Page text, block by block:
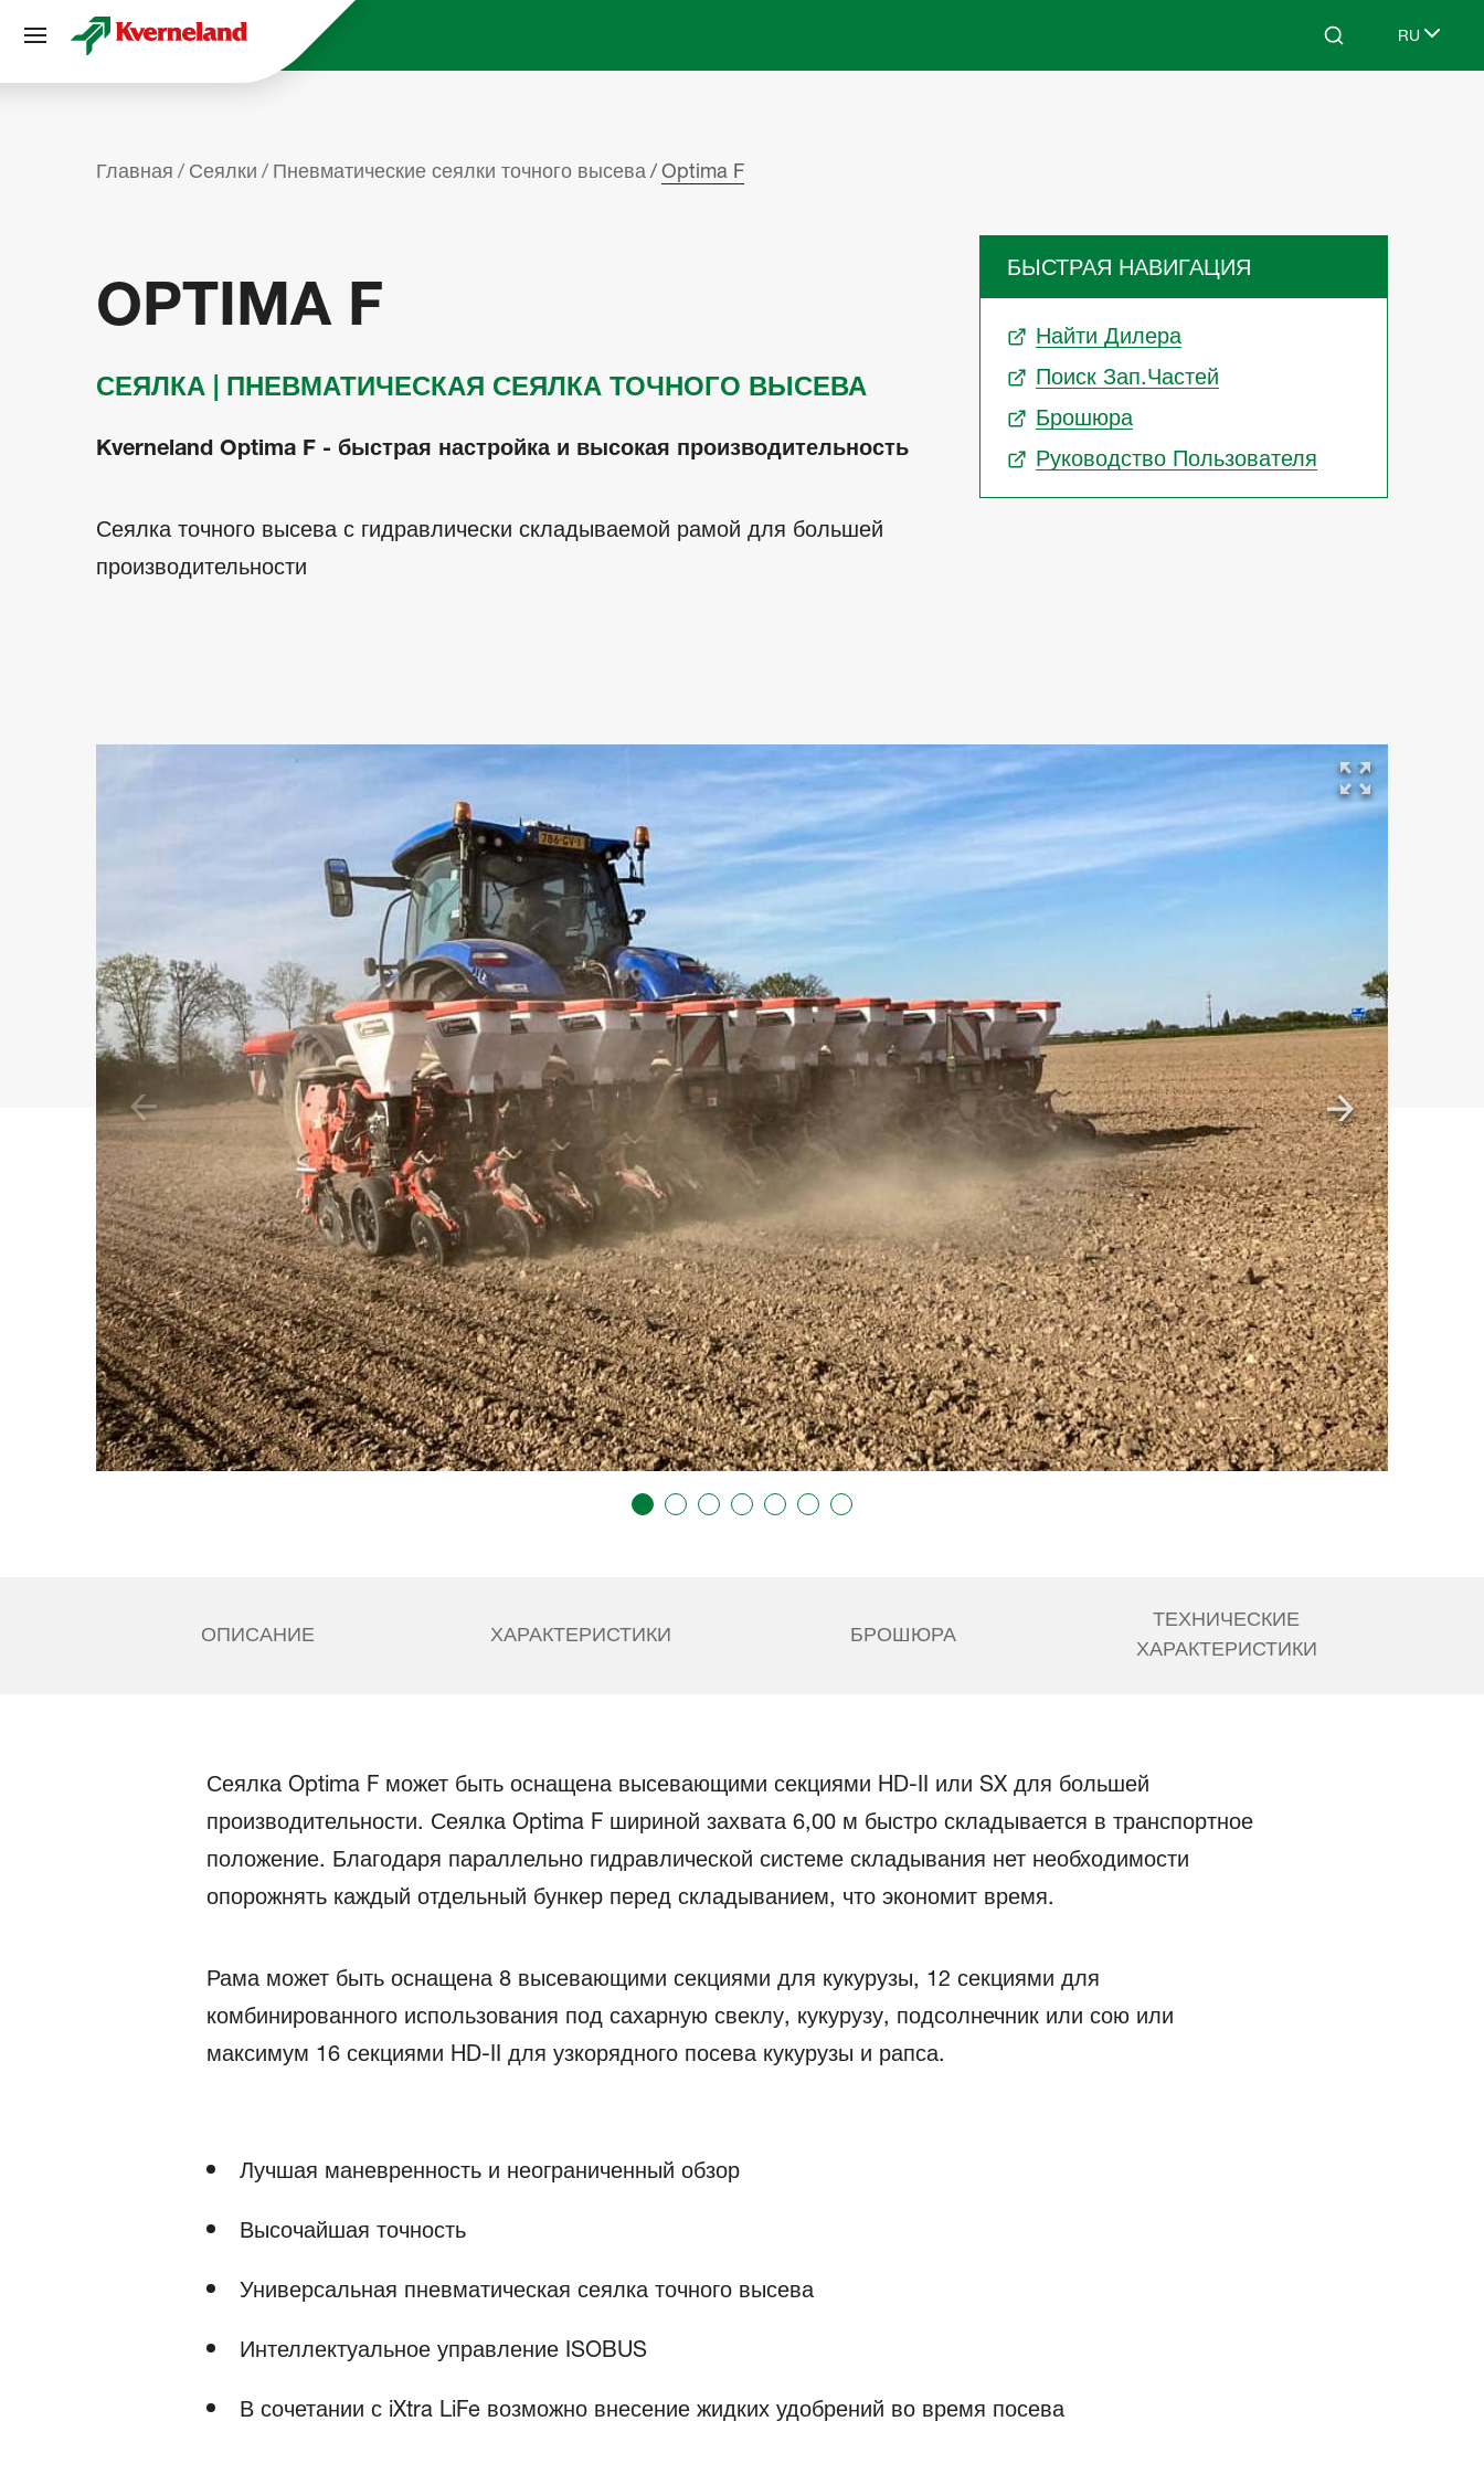
Search RU
Select
Главная Сеялки Пневматические сеялки точного высева Optima F
OPTIMA F
СЕЯЛКА | ПНЕВМАТИЧЕСКАЯ СЕЯЛКА ТОЧНОГО ВЫСЕВА
Kverneland Optima F - быстрая настройка и высокая производительность
Сеялка точного высева с гидравлически складываемой рамой для большей
производительности
БЫСТРАЯ НАВИГАЦИЯ
Найти Дилера
Поиск Зап.частей
Брошюра
Руководство Пользователя
ОПИСАНИЕ ХАРАКТЕРИСТИКИ БРОШЮРА
ТЕХНИЧЕСКИЕ
ХАРАКТЕРИСТИКИ
Сеялка Optima F может быть оснащена высевающими секциями HD-II или SX для большей
производительности. Сеялка Optima F шириной захвата 6,00 м быстро складывается в транспортное
положение. Благодаря параллельно гидравлической системе складывания нет необходимости
опорожнять каждый отдельный бункер перед складыванием, что экономит время.
Рама может быть оснащена 8 высевающими секциями для кукурузы, 12 секциями для
комбинированного использования под сахарную свеклу, кукурузу, подсолнечник или сою или
максимум 16 секциями HD-II для узкорядного посева кукурузы и рапса.
Лучшая маневренность и неограниченный обзор
Высочайшая точность
Универсальная пневматическая сеялка точного высева
Интеллектуальное управление ISOBUS
В сочетании с iXtra LiFe возможно внесение жидких удобрений во время посева
Панель управления cookies